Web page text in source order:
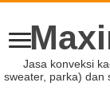
Jasa konveksi
sweater, parka) dan